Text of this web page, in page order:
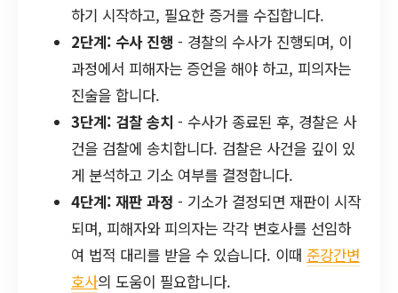
하기 시작하고, 필요한 증거를 수집합니다.
2단계: 수사 진행 - 경찰의 수사가 진행되며, 이
과정에서 피해자는 증언을 해야 하고, 피의자는
진술을 합니다.
3단계: 검찰 송치 - 수사가 종료된 후, 경찰은 사
건을 검찰에 송치합니다. 검찰은 사건을 깊이 있
게 분석하고 기소 여부를 결정합니다.
4단계: 재판 과정 - 기소가 결정되면 재판이 시작
되며, 피해자와 피의자는 각각 변호사를 선임하
여 법적 대리를 받을 수 있습니다. 이때 준강간변
호사의 도움이 필요합니다.